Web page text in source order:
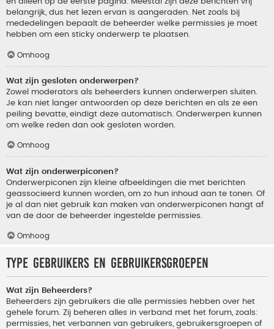
belangrijk, dus het lezen ervan is aangeraden. Net zoals bij
mededelingen bepaalt de beheerder welke permissies je moet
hebben om een sticky onderwerp te plaatsen.
Omhoog
Wat zijn gesloten onderwerpen?
Zowel moderators als beheerders kunnen onderwerpen sluiten.
Je kan niet langer antwoorden op deze berichten en als ze een
peiling bevatte, eindigt deze automatisch. Onderwerpen kunnen
om welke reden dan ook gesloten worden.
Omhoog
Wat zijn onderwerpiconen?
Onderwerpiconen zijn kleine afbeeldingen die met berichten
geassocieerd kunnen worden, om zo hun inhoud aan te tonen. Of
je al dan niet gebruik kan maken van onderwerpiconen hangt af
van de door de beheerder ingestelde permissies.
Omhoog
Type gebruikers en gebruikersgroepen
Wat zijn Beheerders?
Beheerders zijn gebruikers die alle permissies hebben over het
gehele forum. Zij beheren alles in verband met het forum, zoals:
permissies, het verbannen van gebruikers, gebruikersgroepen of